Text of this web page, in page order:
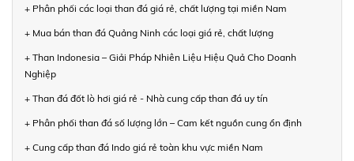
+ Phân phối các loại than đá giá rẻ, chất lượng tại miền Nam
+ Mua bán than đá Quảng Ninh các loại giá rẻ, chất lượng
+ Than Indonesia – Giải Pháp Nhiên Liệu Hiệu Quả Cho Doanh
Nghiệp
+ Than đá đốt lò hơi giá rẻ - Nhà cung cấp than đá uy tín
+ Phân phối than đá số lượng lớn – Cam kết nguồn cung ổn định
+ Cung cấp than đá Indo giá rẻ toàn khu vực miền Nam